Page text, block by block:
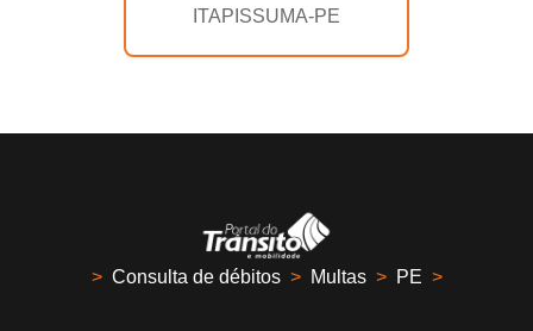
ITAPISSUMA-PE
> Consulta de débitos > Multas > PE >